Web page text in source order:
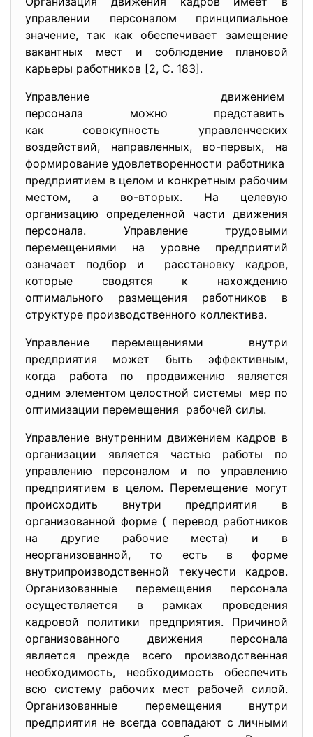
управлении персоналом принципиальное
значение, так как обеспечивает замещение
вакантных мест и соблюдение плановой
карьеры работников [2, С. 183].
Управление движением
персонала можно представить
как совокупность управленческих
воздействий, направленных, во-первых, на
формирование удовлетворенности работника
предприятием в целом и конкретным рабочим
местом, а во-вторых. На целевую
организацию определенной части движения
персонала. Управление трудовыми
перемещениями на уровне предприятий
означает подбор и расстановку кадров,
которые сводятся к нахождению
оптимального размещения работников в
структуре производственного коллектива.
Управление перемещениями внутри
предприятия может быть эффективным,
когда работа по продвижению является
одним элементом целостной системы мер по
оптимизации перемещения рабочей силы.
Управление внутренним движением кадров в
организации является частью работы по
управлению персоналом и по управлению
предприятием в целом. Перемещение могут
происходить внутри предприятия в
организованной форме ( перевод работников
на другие рабочие места) и в
неорганизованной, то есть в форме
внутрипроизводственной текучести кадров.
Организованные перемещения персонала
осуществляется в рамках проведения
кадровой политики предприятия. Причиной
организованного движения персонала
является прежде всего производственная
необходимость, необходимость обеспечить
всю систему рабочих мест рабочей силой.
Организованные перемещения внутри
предприятия не всегда совпадают с личными